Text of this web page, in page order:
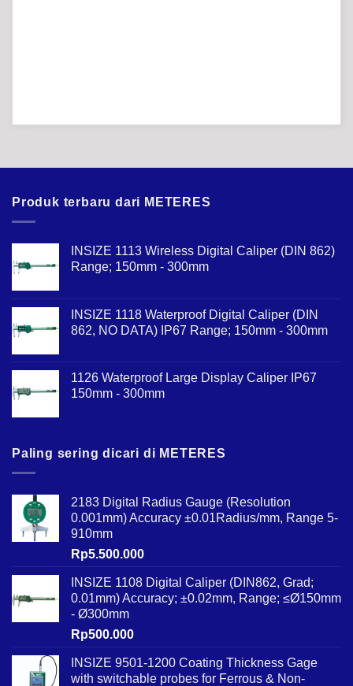
Produk terbaru dari METERES
INSIZE 1113 Wireless Digital Caliper (DIN 862)
Range; 150mm - 300mm
INSIZE 1118 Waterproof Digital Caliper (DIN
862, NO DATA) IP67 Range; 150mm - 300mm
1126 Waterproof Large Display Caliper IP67
150mm - 300mm
Paling sering dicari di METERES
2183 Digital Radius Gauge (Resolution
0.001mm) Accuracy ±0.01Radius/mm, Range 5-
910mm
Rp5.500.000
INSIZE 1108 Digital Caliper (DIN862, Grad;
0.01mm) Accuracy; ±0.02mm, Range; ≤Ø150mm
- Ø300mm
Rp500.000
INSIZE 9501-1200 Coating Thickness Gage
with switchable probes for Ferrous & Non-